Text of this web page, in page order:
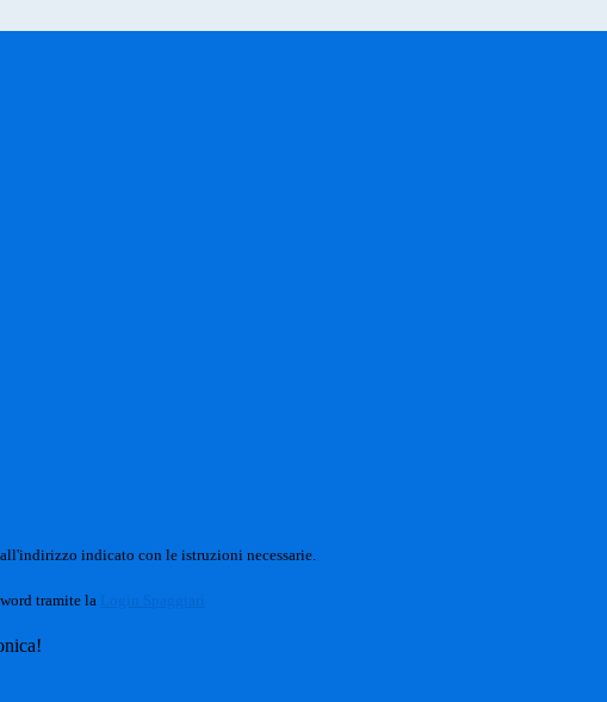
indicato con le istruzioni necessarie.
tramite la Login Spaggiari